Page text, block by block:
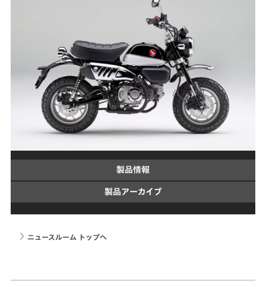
製品情報
製品アーカイブ
ニュースルーム トップへ